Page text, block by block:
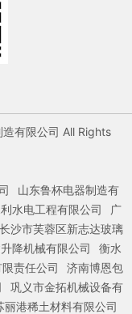
有限公司 All Rights
山东鲁杯电器制造有
水电工程有限公司
广
长沙市芙蓉区新志达玻璃
降机械有限公司
衡水
责任公司
济南博恩包
巩义市金拓机械设备有
丽港稀土材料有限公司